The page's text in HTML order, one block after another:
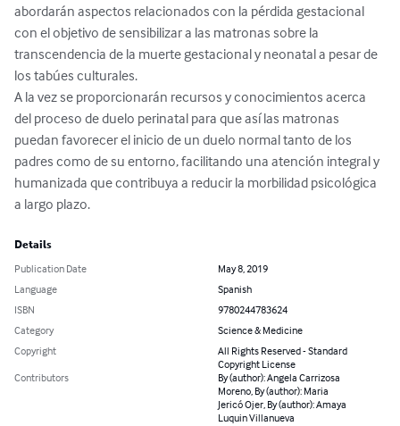
abordarán aspectos relacionados con la pérdida gestacional
con el objetivo de sensibilizar a las matronas sobre la
transcendencia de la muerte gestacional y neonatal a pesar de
los tabúes culturales.
A la vez se proporcionarán recursos y conocimientos acerca
del proceso de duelo perinatal para que así las matronas
puedan favorecer el inicio de un duelo normal tanto de los
padres como de su entorno, facilitando una atención integral y
humanizada que contribuya a reducir la morbilidad psicológica
a largo plazo.
Details
Publication Date
May 8, 2019
Language
Spanish
ISBN
9780244783624
Category
Science & Medicine
Copyright
All Rights Reserved - Standard
Copyright License
Contributors
By (author): Angela Carrizosa
Moreno, By (author): Maria
Jericó Ojer, By (author): Amaya
Luquin Villanueva